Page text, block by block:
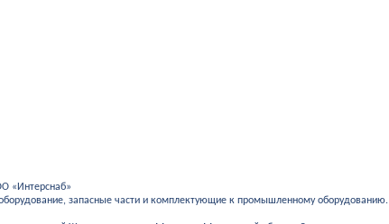
«Интерснаб»
запасные части и комплектующие к промышленному оборудованию.